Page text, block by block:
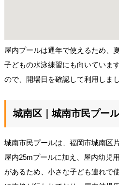
屋内プールは通年で使えるため、
子どもの水泳練習にも向いていま
ので、開場日を確認して利用しまし
城南区｜城南市民プール
城南市民プールは、福岡市城南区
屋内25mプールに加え、屋内幼児
があるため、小さな子ども連れで